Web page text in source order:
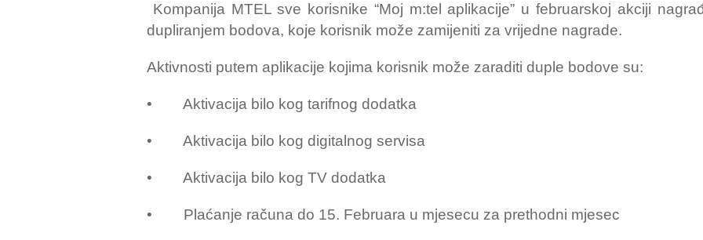
Kompanija MTEL sve korisnike “Moj m:tel aplikacije” u februarskoj akciji
dupliranjem bodova, koje korisnik može zamijeniti za vrijedne nagrade.
Aktivnosti putem aplikacije kojima korisnik može zaraditi duple bodove su:
• Aktivacija bilo kog tarifnog dodatka
• Aktivacija bilo kog digitalnog servisa
• Aktivacija bilo kog TV dodatka
• Plaćanje računa do 15. Februara u mjesecu za prethodni mjesec